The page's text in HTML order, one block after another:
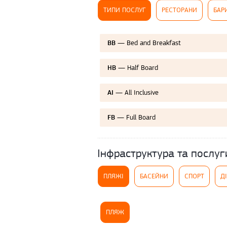
ТИПИ ПОСЛУГ РЕСТОРАНИ
BB — Bed and Breakfast
HB — Half Board
AI — All Inclusive
FB — Full Board
Інфраструктура та
ПЛЯЖІ БАСЕЙНИ СПОРТ
ПЛЯЖ